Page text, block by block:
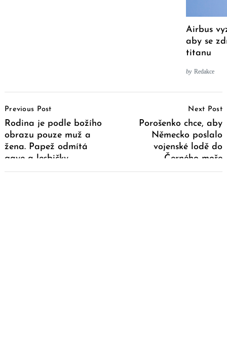
Airbus
aby se
titanu
by Redakce
Navigation
Previous Post
Rodina je podle božího
obrazu pouze muž a
žena. Papež odmítá
gaye a lesbičky
Next Post
Porošenko chce, aby
Německo poslalo
vojenské lodě do
Černého moře